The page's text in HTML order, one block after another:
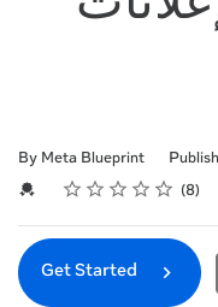
By Meta Blueprint
Duration
Difficulty
Credential For Completion
Rating
1 star
2 stars
3 stars
4 stars
5 stars
Average rating: 4.6 8
8 reviews
Get Started